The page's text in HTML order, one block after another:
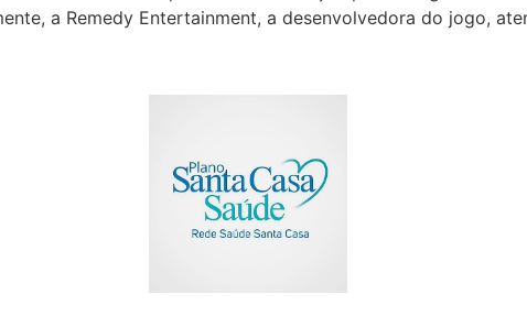
a Remedy Entertainment, a desenvolvedora do jogo,